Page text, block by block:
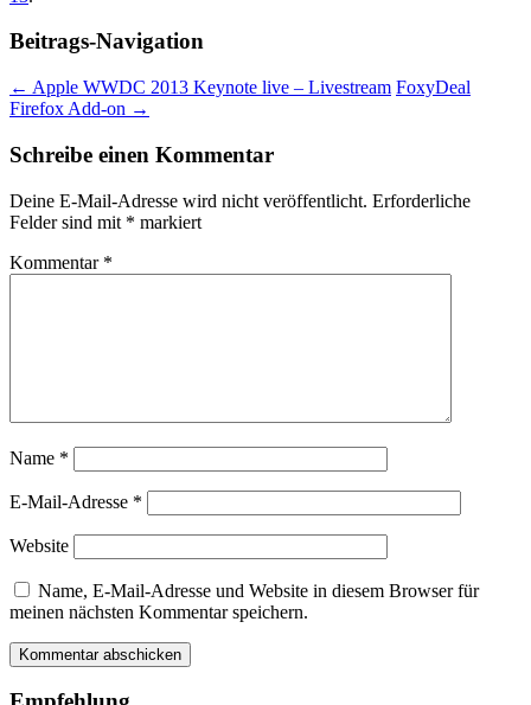
Beitrags-Navigation
← Apple WWDC 2013 Keynote live – Livestream FoxyDeal
Firefox Add-on →
Schreibe einen Kommentar
Deine E-Mail-Adresse wird nicht veröffentlicht. Erforderliche
Felder sind mit * markiert
Kommentar *
Name *
E-Mail-Adresse *
Website
Name, E-Mail-Adresse und Website in diesem Browser für
meinen nächsten Kommentar speichern.